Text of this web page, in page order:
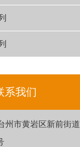
系我们
州市黄岩区新前街道